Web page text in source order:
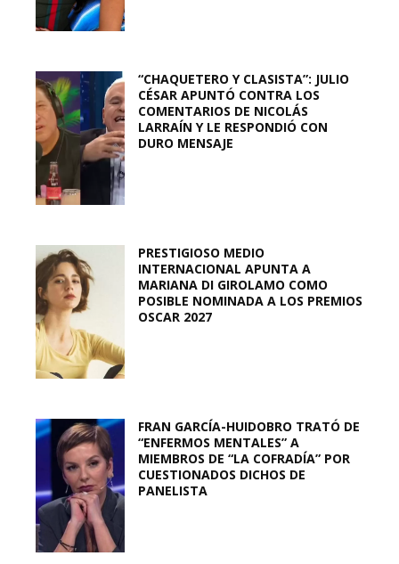
“CHAQUETERO Y CLASISTA”: JULIO
CÉSAR APUNTÓ CONTRA LOS
COMENTARIOS DE NICOLÁS
LARRAÍN Y LE RESPONDIÓ CON
DURO MENSAJE
PRESTIGIOSO MEDIO
INTERNACIONAL APUNTA A
MARIANA DI GIROLAMO COMO
POSIBLE NOMINADA A LOS PREMIOS
OSCAR 2027
FRAN GARCÍA-HUIDOBRO TRATÓ DE
“ENFERMOS MENTALES” A
MIEMBROS DE “LA COFRADÍA” POR
CUESTIONADOS DICHOS DE
PANELISTA